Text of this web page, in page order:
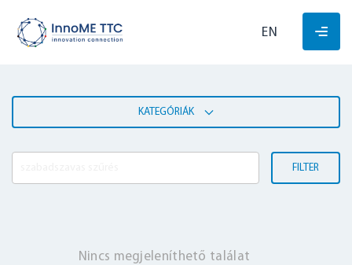
EN
KATEGÓRIÁK
FILTER
Nincs megjeleníthető találat